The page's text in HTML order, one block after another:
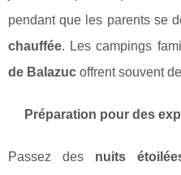
pendant que les parents se
chauffée. Les campings
de Balazuc offrent souvent
Préparation pour des
Passez des nuits